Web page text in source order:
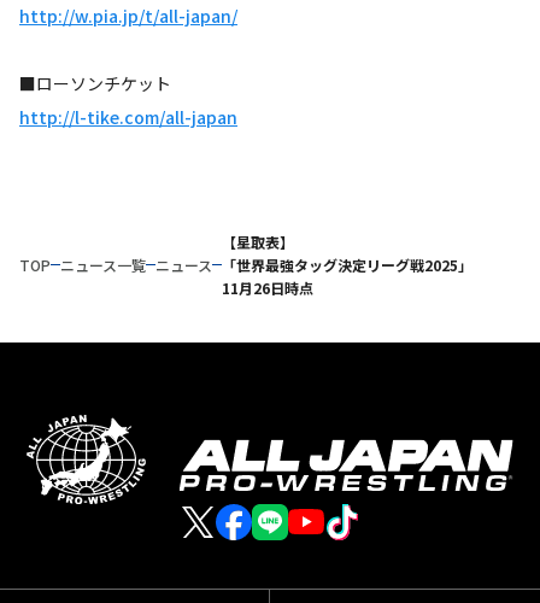
http://w.pia.jp/t/all-japan/
■ローソンチケット
http://l-tike.com/all-japan
TOP ニュース一覧 ニュース
【星取表】
「世界最強タッグ決定リーグ戦2025」
11月26日時点